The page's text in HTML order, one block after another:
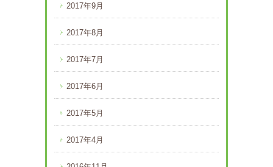
2017年9月
2017年8月
2017年7月
2017年6月
2017年5月
2017年4月